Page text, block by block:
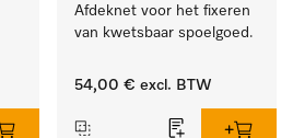
Afdeknet voor het fixeren
van kwetsbaar spoelgoed.
54,00 € excl. BTW